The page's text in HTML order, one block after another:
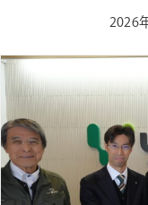
2026